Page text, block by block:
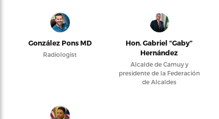
González Pons MD
Radiologist
Hon. Gabriel “Gaby”
Hernández
Alcalde de Camuy y
presidente de la Federación
de Alcaldes